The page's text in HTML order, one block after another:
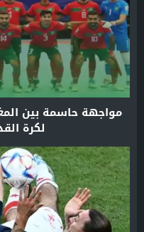
مواجهة حاسمة بين
لكرة